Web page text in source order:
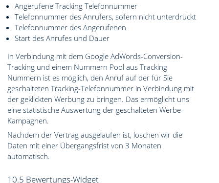
Angerufene Tracking Telefonnummer
Telefonnummer des Anrufers, sofern nicht unterdrückt
Telefonnummer des Angerufenen
Start des Anrufes und Dauer
In Verbindung mit dem Google AdWords-Conversion-
Tracking und einem Nummern Pool aus Tracking
Nummern ist es möglich, den Anruf auf der für Sie
geschalteten Tracking-Telefonnummer in Verbindung mit
der geklickten Werbung zu bringen. Das ermöglicht uns
eine statistische Auswertung der geschalteten Werbe-
Kampagnen.
Nachdem der Vertrag ausgelaufen ist, löschen wir die
Daten mit einer Übergangsfrist von 3 Monaten
automatisch.
10.5 Bewertungs-Widget